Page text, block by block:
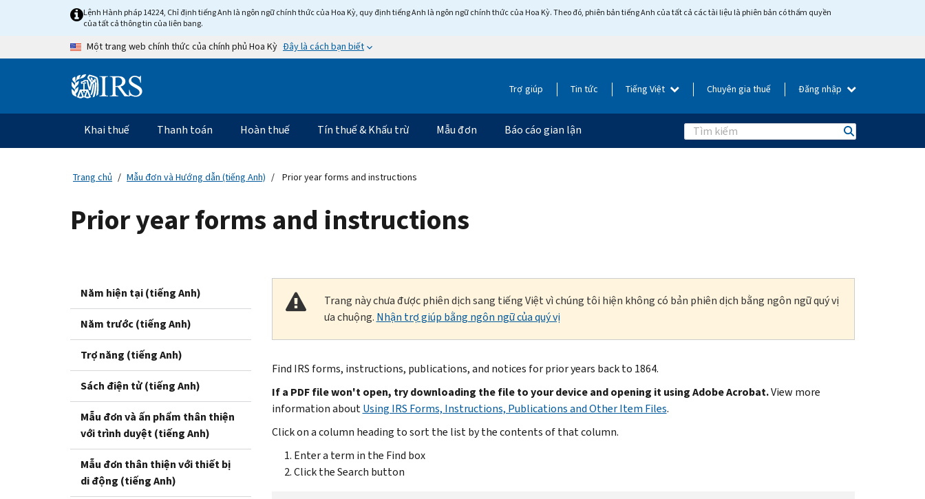
Skip to main contentLệnh Hành pháp 14224, Chỉ định tiếng Anh là ngôn ngữ chính thức của Hoa Kỳ, quy định tiếng Anh là ngôn ngữ chính thức của Hoa Kỳ. Theo đó, phiên bản tiếng Anh của tất cả các tài liệu là phiên bản có thẩm quyền
của tất cả thông tin của liên bang.
Một trang web chính thức của chính phủ Hoa Kỳ Đây là cách bạn biết
Information Menu Trợ giúp Tin tức Tiếng Việt Chuyên gia thuế Đăng nhập
Điều hướng chính
Khai thuế Thanh toán Hoàn thuế Tín thuế & Khấu trừ Mẫu đơn Báo cáo gian lận Search
Trang chủ Mẫu đơn và Hướng dẫn (tiếng Anh) Prior year forms and instructions
Prior year forms and instructions
Năm hiện tại (tiếng Anh)
Năm trước (tiếng Anh)
Trợ năng (tiếng Anh)
Sách điện tử (tiếng Anh)
Mẫu đơn và ấn phẩm thân thiện
với trình duyệt (tiếng Anh)
Mẫu đơn thân thiện với thiết bị
di động (tiếng Anh)
Trang này chưa được phiên dịch sang tiếng Việt vì chúng tôi hiện không có bản phiên dịch bằng ngôn ngữ quý vị
ưa chuộng. Nhận trợ giúp bằng ngôn ngữ của quý vị
Find IRS forms, instructions, publications, and notices for prior years back to 1864.
If a PDF file won't open, try downloading the file to your device and opening it using Adobe Acrobat.View more
information aboutUsing IRS Forms, Instructions, Publications and Other Item Files.
Click on a column heading to sort the list by the contents of that column.
Enter a term in the Find box
Click the Search button